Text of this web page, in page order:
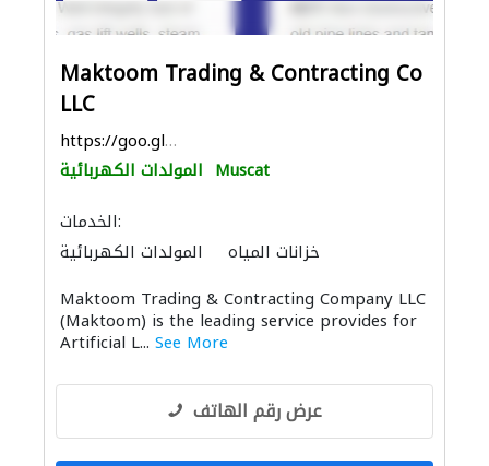
Maktoom Trading & Contracting Co
LLC
https://goo.gl/maps/BjP8KEdN2ZzFGYC86
المولدات الكهربائية Muscat
الخدمات:
المولدات الكهربائية
خزانات المياه
ميكانيكيون
Maktoom Trading & Contracting Company LLC
(Maktoom) is the leading service provides for
Artificial L... See More
عرض رقم الهاتف